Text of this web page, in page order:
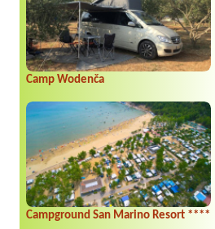
Camp Wodenča
Campground San Marino Resort ****